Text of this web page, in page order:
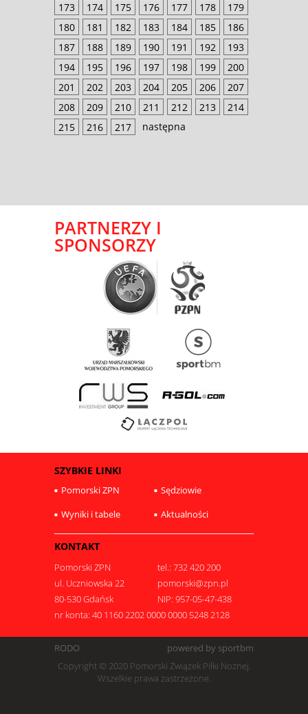
173
174 175 176 177 178
179
180
181 182 183 184 185
186
187
188 189 190 191 192
193
194
195 196 197 198 199
200
201
202 203 204 205 206
207
208
209 210 211 212 213
214
215
216 217 następna
PARTNERZY I
SPONSORZY
SZYBKIE LINKI
Pomorski ZPN
Sędziowie
Wyniki i tabele
Aktualności
KONTAKT
Pomorski ZPN
tel.: 732 420 200
ul. Uczniowska 22
pomorski@zpn.pl
80-530 Gdańsk
NIP: 957-05-47-438
nr konta: 40 1160 2202 0000 0000 5248 2128
RODO
powered by sportbm
Copyright © 2020 Pomorski Związek Piłki Nożnej.
Wszelkie prawa zastrzeżone.